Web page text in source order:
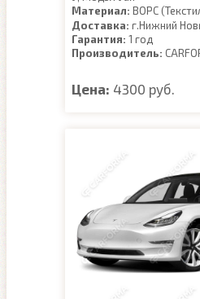
Материал: ВОРС
Доставка: г.Нижний
Гарантия: 1 год
Производитель:
Цена: 4300 руб.